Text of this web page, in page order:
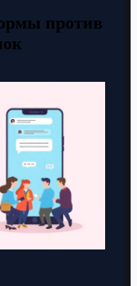
против